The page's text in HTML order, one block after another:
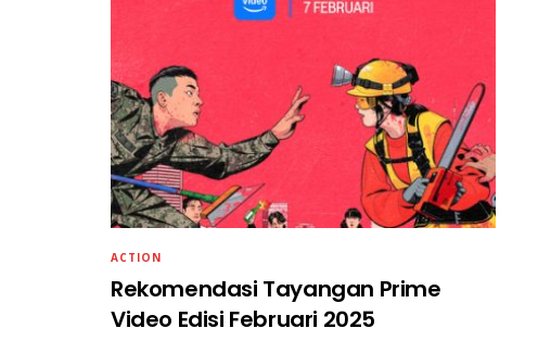
ACTION
Rekomendasi Tayangan Prime
Video Edisi Februari 2025